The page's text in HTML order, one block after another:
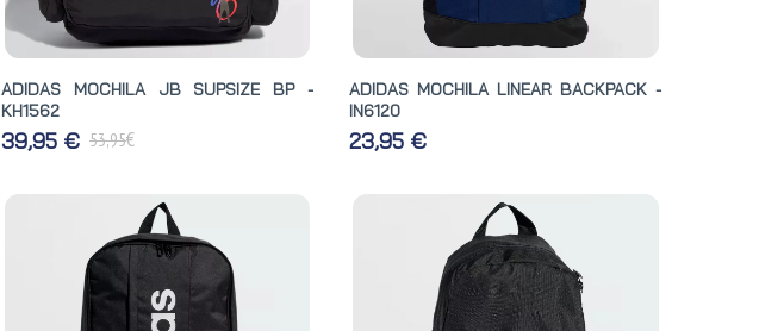
ADIDAS MOCHILA JB SUPSIZE BP -
KH1562
39,95 € 53,95€
ADIDAS MOCHILA LINEAR BACKPACK -
IN6120
23,95 €